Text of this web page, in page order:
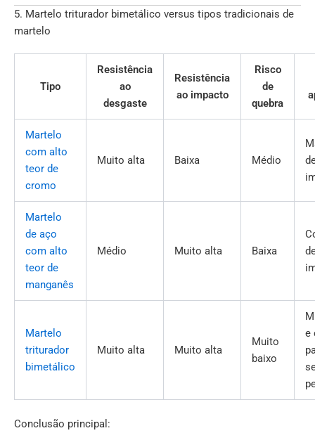
5. Martelo triturador bimetálico versus tipos tradicionais de
martelo
Tipo
Resistência
ao
desgaste
Resistência
ao impacto
Risco
de
quebra
Martelo
com alto
teor de
cromo
Muito alta Baixa Médio
Martelo
de aço
com alto
teor de
manganês
Médio Muito alta Baixa
Martelo
triturador
bimetálico
Muito alta Muito alta
Muito
baixo
e
Conclusão principal: